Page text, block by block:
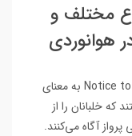
مختلف و
هوانوردی
نوتام (NOTAM) که مخفف عبارت Notice to Airmen به معنای
که خلبانان را از
آگاه می‌کنند.